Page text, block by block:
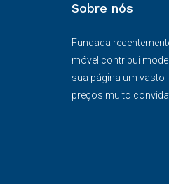
Sobre nós
Fundada
móvel contribui
sua página um vasto
preços muito